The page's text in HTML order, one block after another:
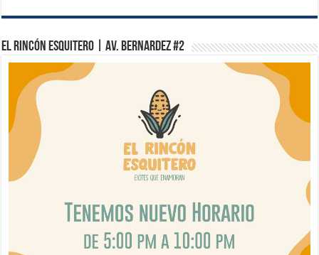
El Rincón Esquitero | Av. Bernardez #2